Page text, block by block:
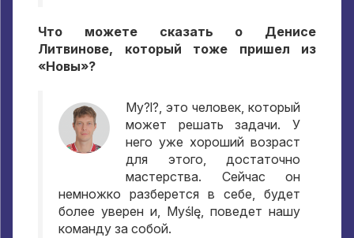
Что можете сказать о Денисе
Литвинове, который тоже пришел из
«Новы»?
My?l?, это человек, который
может решать задачи.У
него уже хороший возраст
для этого, достаточно
мастерства. Сейчас он
немножко разберется в себе, будет
более уверен и, Myślę, поведет нашу
команду за собой.